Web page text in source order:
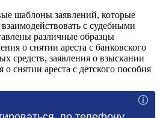
шаблоны заявлений, которые
с судебными
различные образцы
о снятии ареста с банковского
средств, заявления о взыскании
о снятии ареста с детского пособия